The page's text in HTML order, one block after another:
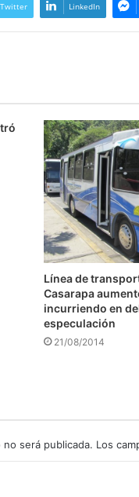
Twitter LinkedIn
Línea de
Casarapa
incurriendo en
especulación
21/08/2014
será publicada. Los